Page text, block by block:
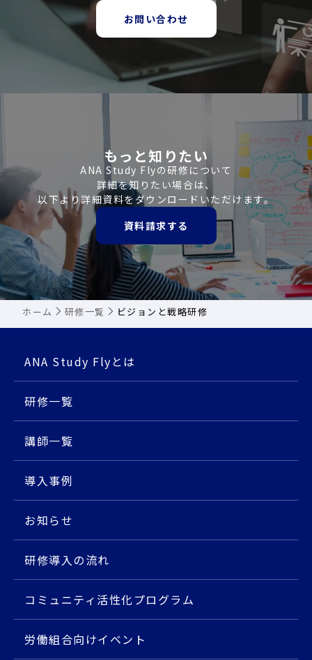
お問い合わせ
もっと知りたい
ANA Study Flyの研修について
詳細を知りたい場合は、
以下より詳細資料をダウンロードいただけます。
資料請求する
ホーム 研修一覧 ビジョンと戦略研修
ANA Study Flyとは
研修⼀覧
講師⼀覧
導入事例
お知らせ
研修導入の流れ
コミュニティ活性化プログラム
労働組合向けイベント